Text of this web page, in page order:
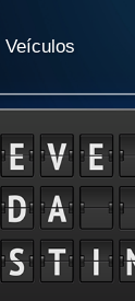
Veículos